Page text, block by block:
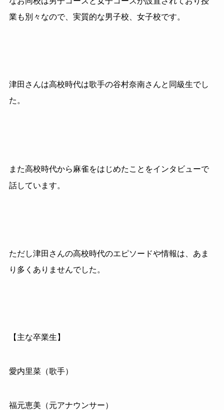
業も別々なので、実質的な男子校、女子校です。
津田さんは高校時代は歌手の谷村奈南さんと同級生でし
た。
また高校時代から麻雀をはじめたことをインタビューで
話しています。
ただし津田さんの高校時代のエピソードや情報は、あま
り多くありませんでした。
【主な卒業生】
愛内里菜（歌手）
福元恵美（元アナウンサー）